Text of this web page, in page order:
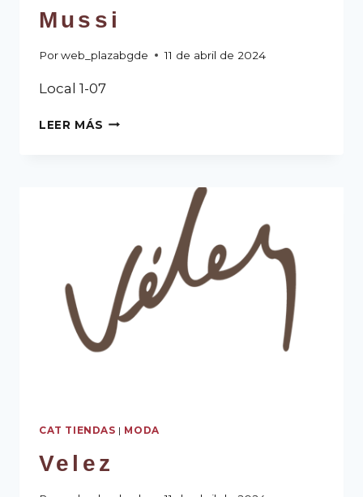
Mussi
Porweb_plazabgde 11 de abril de 2024
Local 1-07
LEER MÁS
CAT TIENDAS | MODA
Velez